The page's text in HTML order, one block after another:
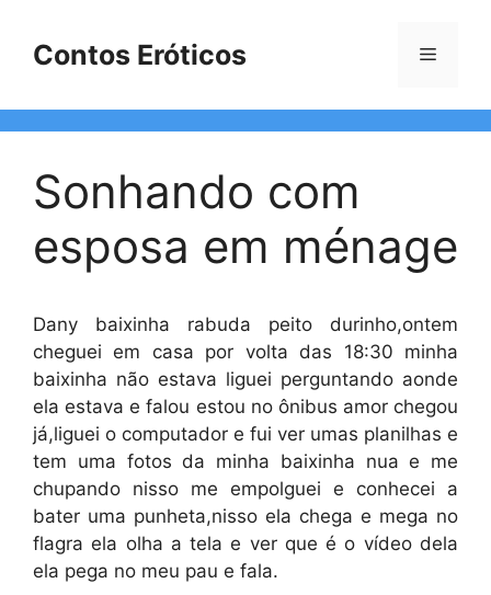
Contos Eróticos Menu
Sonhando com
esposa em ménage
Dany baixinha rabuda peito durinho,ontem
cheguei em casa por volta das 18:30 minha
baixinha não estava liguei perguntando aonde
ela estava e falou estou no ônibus amor chegou
já,liguei o computador e fui ver umas planilhas e
tem uma fotos da minha baixinha nua e me
chupando nisso me empolguei e conhecei a
bater uma punheta,nisso ela chega e mega no
flagra ela olha a tela e ver que é o vídeo dela
ela pega no meu pau e fala.